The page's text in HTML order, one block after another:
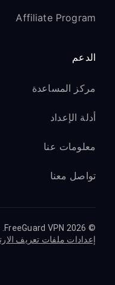
Affiliate Program
الدعم
مركز المساعدة
أدلة الإعداد
معلومات عنا
تواصل معنا
© 2026 FreeGuard VPN. جميع الحقوق محفوظة.
إعدادات ملفات تعريف